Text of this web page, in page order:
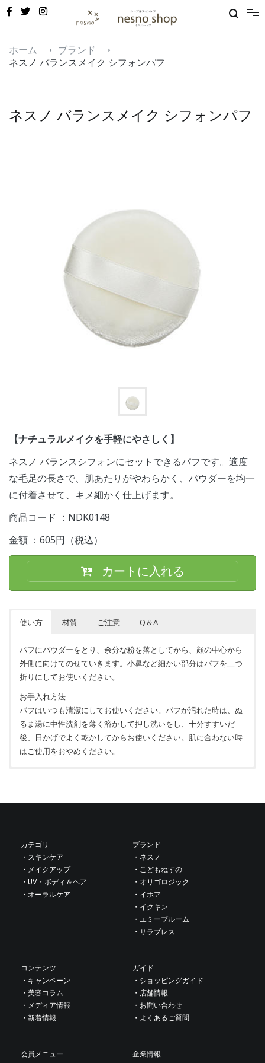
nesno（ネスノ）公式
ホーム
ブランド
ネスノ バランスメイク シフォンパフ
ネスノ バランスメイク シフォンパフ
【ナチュラルメイクを手軽にやさしく】
ネスノ バランスシフォンにセットできるパフです。適度
な毛足の長さで、肌あたりがやわらかく、パウダーを均一
に付着させて、キメ細かく仕上げます。
商品コード ：NDK0148
金額 ：605円（税込）
カートに入れる
使い方 材質 ご注意 Q＆A
パフにパウダーをとり、余分な粉を落としてから、顔の中心から
外側に向けてのせていきます。小鼻など細かい部分はパフを二つ
折りにしてお使いください。
お手入れ方法
パフはいつも清潔にしてお使いください。パフが汚れた時は、ぬ
るま湯に中性洗剤を薄く溶かして押し洗いをし、十分すすいだ
後、日かげでよく乾かしてからお使いください。肌に合わない時
はご使用をおやめください。
カテゴリ
・スキンケア
・メイクアップ
・UV・ボディ＆ヘア
・オーラルケア
ブランド
・ネスノ
・こどもねすの
・オリゴロジック
・イホア
・イクキン
・エミーブルーム
・サラブレス
コンテンツ
・キャンペーン
・美容コラム
・メディア情報
・新着情報
ガイド
・ショッピングガイド
・店舗情報
・お問い合わせ
・よくあるご質問
会員メニュー
企業情報